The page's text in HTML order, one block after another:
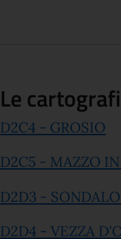
Le
D2C4 - GROSIO
D2C5 - MAZZO
D2D3 -
D2D4 - VEZZA